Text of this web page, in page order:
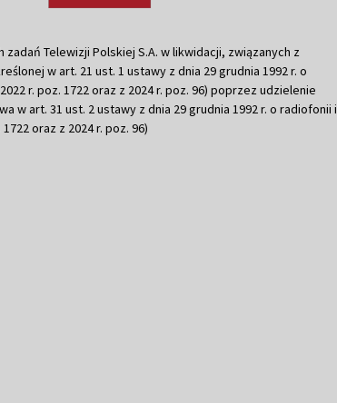
Telewizji Polskiej S.A. w likwidacji, związanych z
w art. 21 ust. 1 ustawy z dnia 29 grudnia 1992 r. o
r. poz. 1722 oraz z 2024 r. poz. 96) poprzez udzielenie
w art. 31 ust. 2 ustawy z dnia 29 grudnia 1992 r. o radiofonii i
oraz z 2024 r. poz. 96)